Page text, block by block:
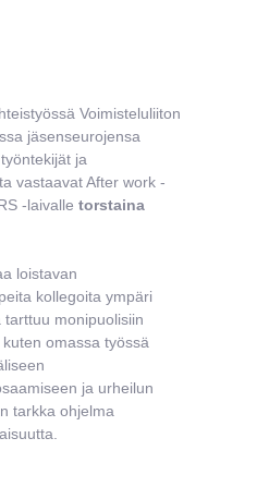
Voimisteluliiton
jäsenseurojensa
ja
vastaavat After work -
-laivalle torstaina
loistavan
kollegoita ympäri
monipuolisiin
omassa työssä
ja urheilun
tarkka ohjelma